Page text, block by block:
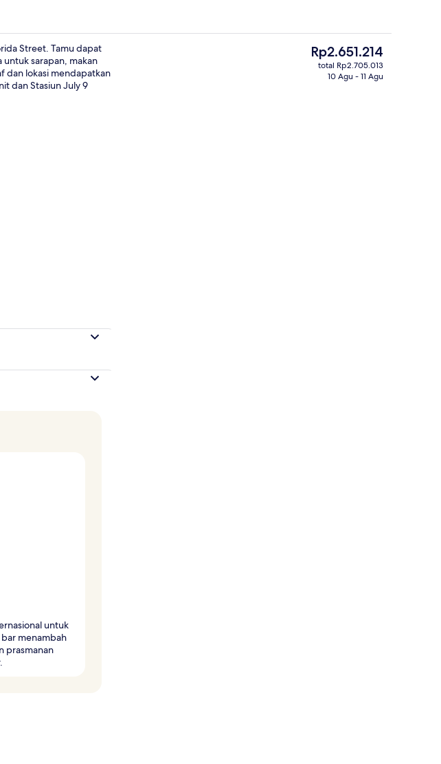
Bathtub spa indoor
Street. Tamu dapat
untuk sarapan, makan
dan lokasi mendapatkan
dan Stasiun July 9
Harga
saat
Rp2.651.214
total Rp2.705.013
10 Agu - 11 Agu
untuk
menambah
prasmanan